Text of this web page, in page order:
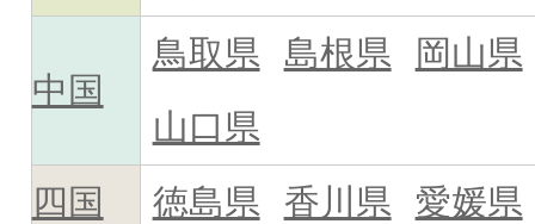
中国
鳥取県 島根県
岡山県
山口県
四国
徳島県 香川県 愛媛県